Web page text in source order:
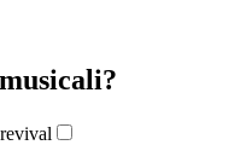
revival